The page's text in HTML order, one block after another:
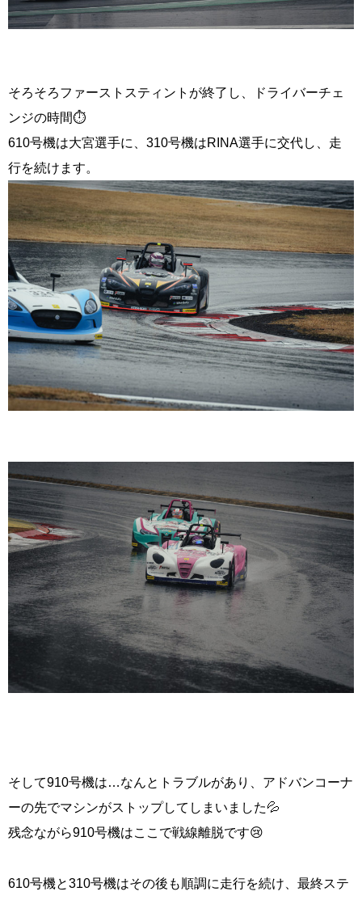
そろそろファーストスティントが終了し、ドライバーチェ
ンジの時間⏱
610号機は大宮選手に、310号機はRINA選手に交代し、走
行を続けます。
そして910号機は…なんとトラブルがあり、アドバンコーナ
ーの先でマシンがストップしてしまいました💦
残念ながら910号機はここで戦線離脱です😢
610号機と310号機はその後も順調に走行を続け、最終ステ